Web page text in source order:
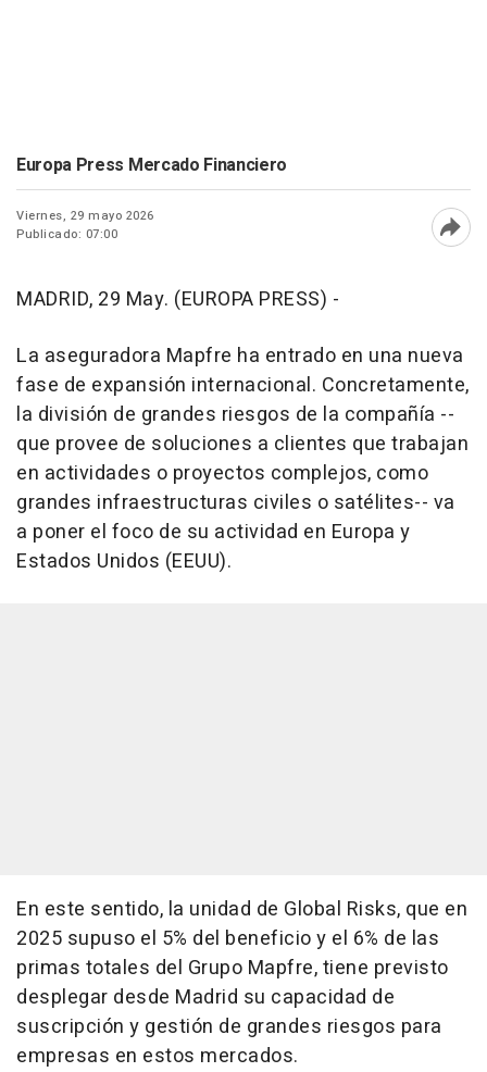
Europa Press Mercado Financiero
Viernes, 29 mayo 2026
Publicado: 07:00
MADRID, 29 May. (EUROPA PRESS) -
La aseguradora Mapfre ha entrado en una nueva
fase de expansión internacional. Concretamente,
la división de grandes riesgos de la compañía --
que provee de soluciones a clientes que trabajan
en actividades o proyectos complejos, como
grandes infraestructuras civiles o satélites-- va
a poner el foco de su actividad en Europa y
Estados Unidos (EEUU).
En este sentido, la unidad de Global Risks, que en
2025 supuso el 5% del beneficio y el 6% de las
primas totales del Grupo Mapfre, tiene previsto
desplegar desde Madrid su capacidad de
suscripción y gestión de grandes riesgos para
empresas en estos mercados.